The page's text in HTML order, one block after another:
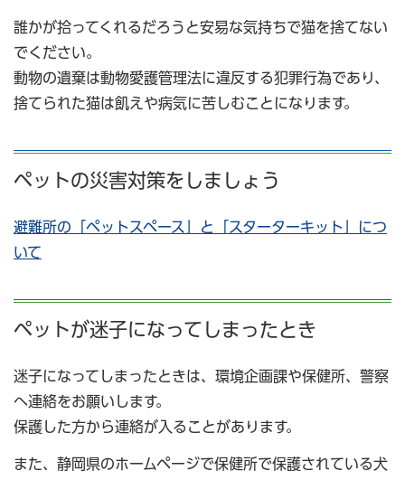
誰かが拾ってくれるだろうと安易な気持ちで猫を捨てない
でください。
動物の遺棄は動物愛護管理法に違反する犯罪行為であり、
捨てられた猫は飢えや病気に苦しむことになります。
ペットの災害対策をしましょう
避難所の「ペットスペース」と「スターターキット」につ
いて
ペットが迷子になってしまったとき
迷子になってしまったときは、環境企画課や保健所、警察
へ連絡をお願いします。
保護した方から連絡が入ることがあります。
また、静岡県のホームページで保健所で保護されている犬